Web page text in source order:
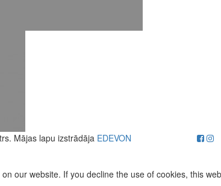
Mājas lapu izstrādāja EDEVON
our website. If you decline the use of cookies, this